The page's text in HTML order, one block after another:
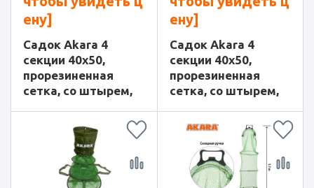
ену]
Садок Akara 4
секции 40x50,
прорезиненная
сетка, со штырем,
ену]
Садок Akara 4
секции 40x50,
прорезиненная
сетка, со штырем,